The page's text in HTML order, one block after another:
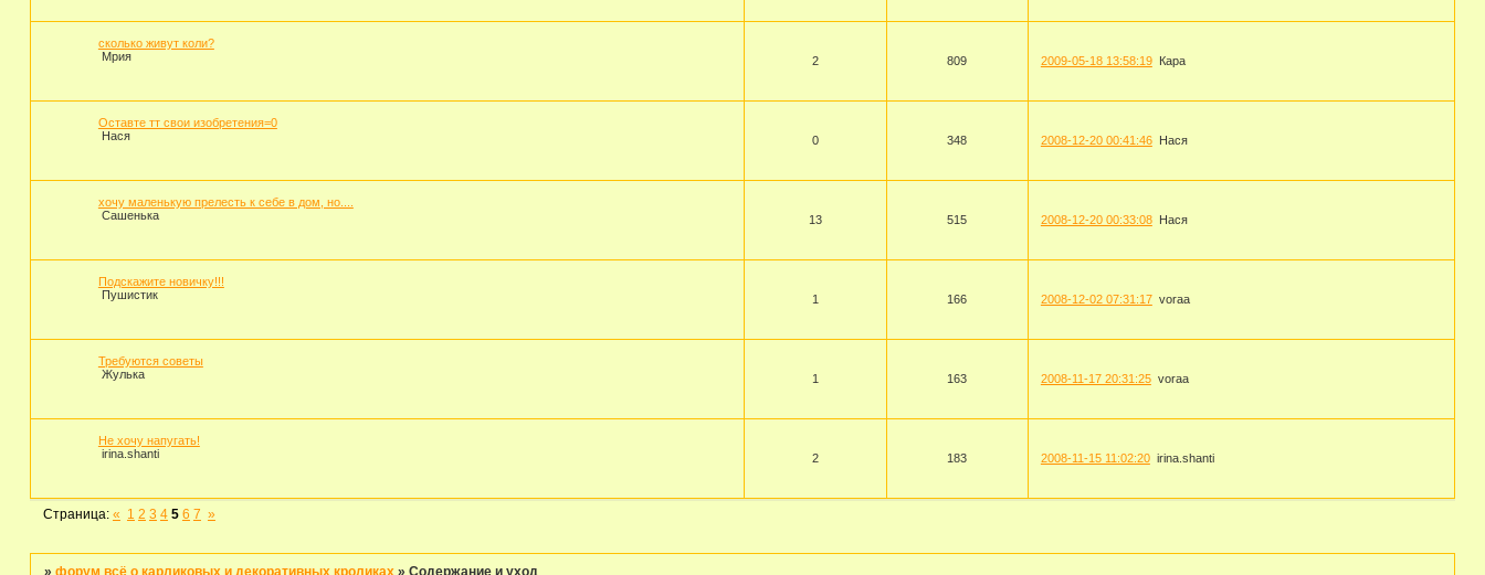
сколько живут коли?
Мрия
2 809 2009-05-18 13:58:19 Кара
Оставте тт свои изобретения=0
Нася
0 348 2008-12-20 00:41:46 Нася
хочу маленькую прелесть к себе в дом, но....
Сашенька
13 515 2008-12-20 00:33:08 Нася
Подскажите новичку!!!
Пушистик
1 166 2008-12-02 07:31:17 voraa
Требуются советы
Жулька
1 163 2008-11-17 20:31:25 voraa
Не хочу напугать!
irina.shanti
2 183 2008-11-15 11:02:20 irina.shanti
Страница: « 1 2 3 4 5 6 7 »